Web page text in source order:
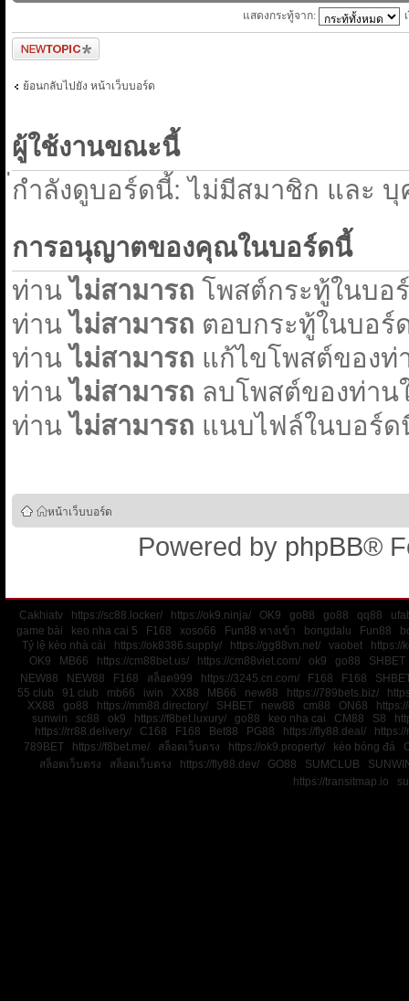
แสดงกระทู้จาก:
ตั้งกระทู้ใหม่
ย้อนกลับไปยัง หน้าเว็บบอร์ด
ผู้ใช้งานขณะนี้
กำลังดูบอร์ดนี้: ไม่มีสมาชิก และ
การอนุญาตของคุณในบอร์ดนี้
ท่านไม่สามารถ โพสต์กระทู้ในบอ
ท่านไม่สามารถ ตอบกระทู้ในบอร์
ท่านไม่สามารถ แก้ไขโพสต์ของท่
ท่านไม่สามารถ ลบโพสต์ของท่าน
ท่านไม่สามารถ แนบไฟล์ในบอร์ด
หน้าเว็บบอร์ด
Powered by phpBB®
Cakhiatv https://sc88.locker/ https://ok9.ninja/ OK9 go88 go88 qq88
game bài
keo nha cai 5 F168 xoso66 Fun88 ทางเข้า bongdalu Fun88
Tỷ lệ kèo nhà cái
https://ok8386.supply/ https://gg88vn.net/ vaobet
https://
OK9
MB66 https://cm88bet.us/ https://cm88viet.com/ ok9 go88
SHBET
NEW88
NEW88 F168 สล็อต999 https://3245.cn.com/ F168 F168
55 club
91 club mb66 iwin XX88 MB66 new88 https://789bets.biz/
XX88
go88 https://mm88.directory/ SHBET new88 cm88 ON68
sunwin
sc88 ok9 https://f8bet.luxury/ go88 keo nha cai CM88 S8
https://rr88.delivery/
C168 F168 Bet88 PG88 https://fly88.deal/
789BET
https://f8bet.me/ สล็อตเว็บตรง https://ok9.property/ kèo bóng đá
สล็อตเว็บตรง
สล็อตเว็บตรง https://fly88.dev/ GO88 SUMCLUB
https://transitmap.io